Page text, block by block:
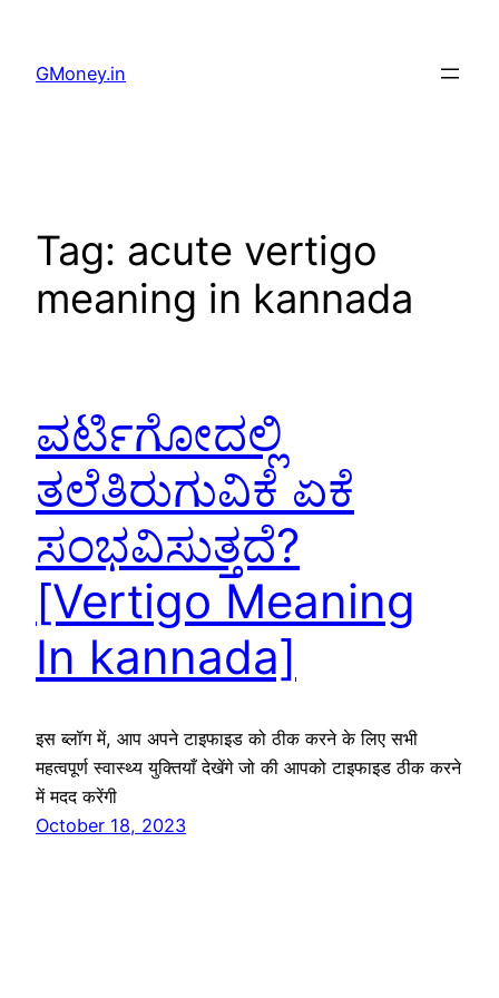
GMoney.in
Tag: acute vertigo
meaning in kannada
ವರ್ಟಿಗೋದಲ್ಲಿ
ತಲೆತಿರುಗುವಿಕೆ ಏಕೆ
ಸಂಭವಿಸುತ್ತದೆ?
[Vertigo Meaning
In kannada]
इस ब्लॉग में, आप अपने टाइफाइड को ठीक करने के लिए सभी
महत्वपूर्ण स्वास्थ्य युक्तियाँ देखेंगे जो की आपको टाइफाइड ठीक करने
में मदद करेंगी
October 18, 2023